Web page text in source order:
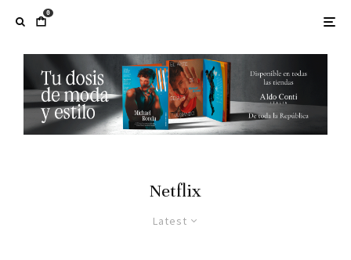
0
Netflix
Latest